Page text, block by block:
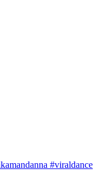
#viraldance